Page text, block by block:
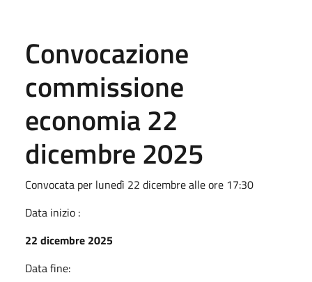
Convocazione
commissione
economia 22
dicembre 2025
Convocata per lunedì 22 dicembre alle ore 17:30
Data inizio :
22 dicembre 2025
Data fine: